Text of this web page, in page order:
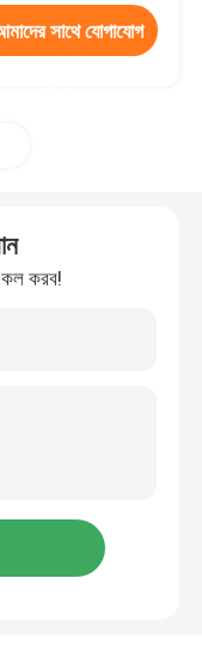
সাথে যোগাযোগ
করব!